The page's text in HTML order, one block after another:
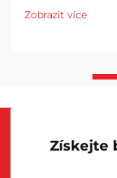
font-size: 20px
height: ...}
Zobrazit více
Získejte